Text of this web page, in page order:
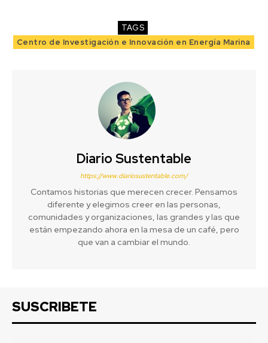
TAGS
Centro de Investigación e Innovación en Energía Marina
Diario Sustentable
https://www.diariosustentable.com/
Contamos historias que merecen crecer. Pensamos
diferente y elegimos creer en las personas,
comunidades y organizaciones, las grandes y las que
están empezando ahora en la mesa de un café, pero
que van a cambiar el mundo.
SUSCRIBETE